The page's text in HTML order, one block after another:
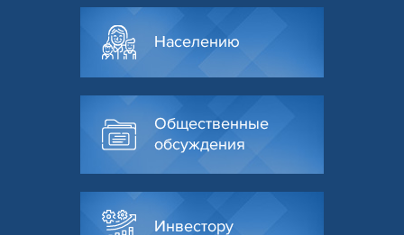
Населению
Общественные
обсуждения
Инвестору